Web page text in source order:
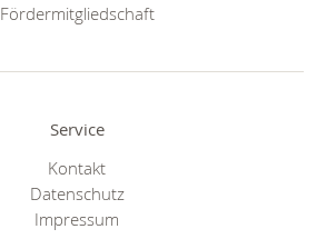
Fördermitgliedschaft
Service
Kontakt
Datenschutz
Impressum